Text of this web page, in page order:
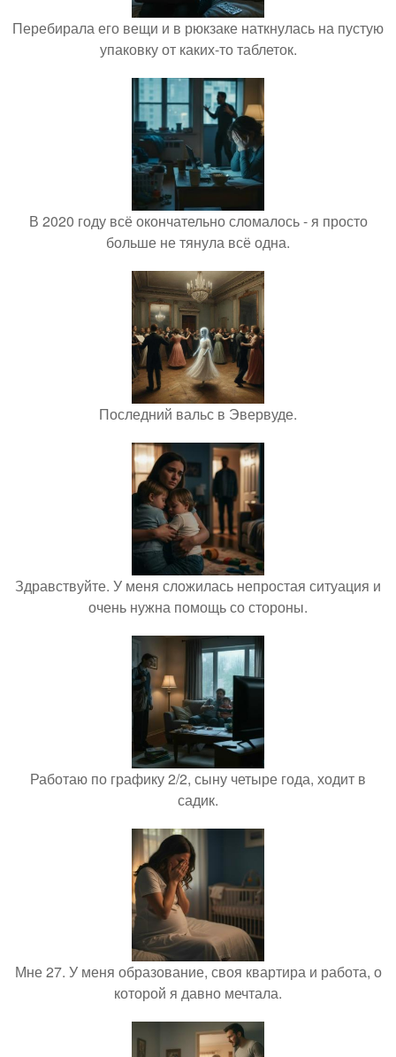
Перебирала его вещи и в рюкзаке наткнулась на пустую
упаковку от каких-то таблеток.
В 2020 году всё окончательно сломалось - я просто
больше не тянула всё одна.
Последний вальс в Эвервуде.
Здравствуйте. У меня сложилась непростая ситуация и
очень нужна помощь со стороны.
Работаю по графику 2/2, сыну четыре года, ходит в
садик.
Мне 27. У меня образование, своя квартира и работа, о
которой я давно мечтала.